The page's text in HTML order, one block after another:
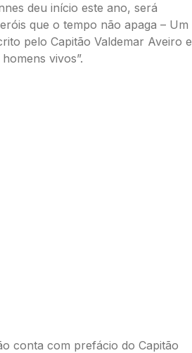
deu início este ano, será
que o tempo não apaga – Um
pelo Capitão Valdemar Aveiro e
vivos”.
conta com prefácio do Capitão